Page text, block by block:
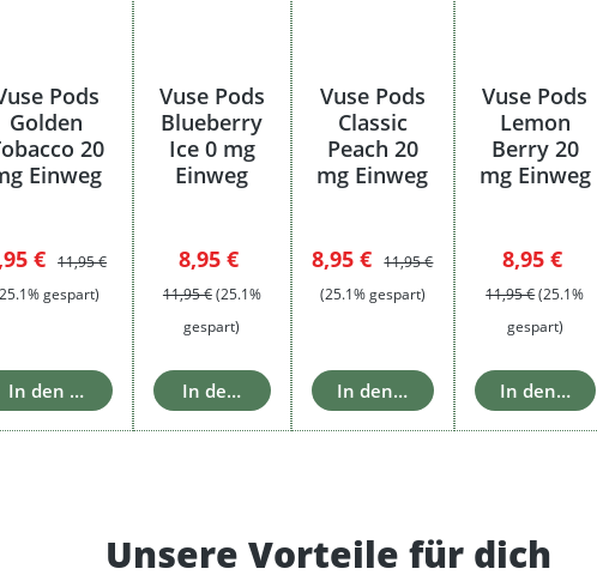
Pods
Golden
20
Einweg
€ Regulärer Preis:
11,95 €
gespart)
In den Warenkorb
Vuse Pods
Blueberry
Ice 0 mg
Einweg
Verkaufspreis:
8,95 €
Regulärer Preis:
11,95 €(25.1%
gespart)
In den Warenkorb
Vuse Pods
Classic
Peach 20
mg Einweg
Verkaufspreis:
8,95 € Regulärer Preis:
11,95 €
(25.1% gespart)
In den Warenkorb
Vuse Pods
Lemon
Berry 20
mg Einweg
8,95 €
11,95 €(25.1%
gespart)
In den
Unsere Vorteile für dich